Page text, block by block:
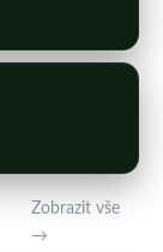
Zobrazit vše
→